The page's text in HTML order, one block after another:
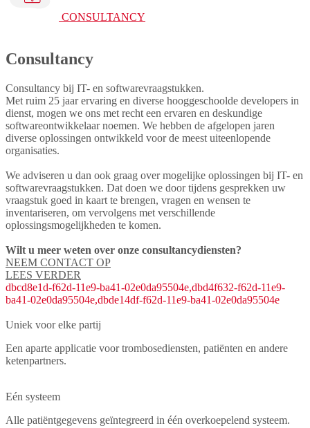
CONSULTANCY
Consultancy
Consultancy bij IT- en softwarevraagstukken.
Met ruim 25 jaar ervaring en diverse hooggeschoolde developers in
dienst, mogen we ons met recht een ervaren en deskundige
softwareontwikkelaar noemen. We hebben de afgelopen jaren
diverse oplossingen ontwikkeld voor de meest uiteenlopende
organisaties.
We adviseren u dan ook graag over mogelijke oplossingen bij IT- en
softwarevraagstukken. Dat doen we door tijdens gesprekken uw
vraagstuk goed in kaart te brengen, vragen en wensen te
inventariseren, om vervolgens met verschillende
oplossingsmogelijkheden te komen.
Wilt u meer weten over onze consultancydiensten?
NEEM CONTACT OP
LEES VERDER
dbcd8e1d-f62d-11e9-ba41-02e0da95504e,dbd4f632-f62d-11e9-
ba41-02e0da95504e,dbde14df-f62d-11e9-ba41-02e0da95504e
Uniek voor elke partij
Een aparte applicatie voor trombosediensten, patiënten en andere
ketenpartners.
Eén systeem
Alle patiëntgegevens geïntegreerd in één overkoepelend systeem.